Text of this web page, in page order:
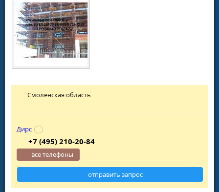
Смоленская область
Дирс
+7 (495) 210-20-84
все телефоны
отправить запрос